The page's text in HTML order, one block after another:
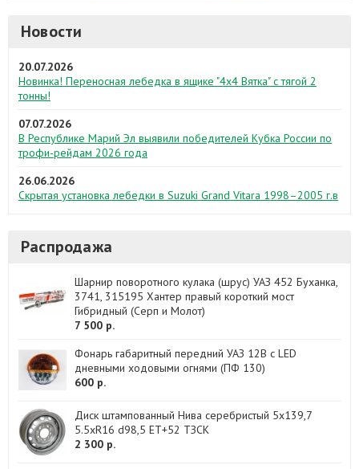
Новости
20.07.2026
Новинка! Переносная лебедка в ящике "4х4 Вятка" с тягой 2
тонны!
07.07.2026
В Республике Марий Эл выявили победителей Кубка России по
трофи-рейдам 2026 года
26.06.2026
Скрытая установка лебедки в Suzuki Grand Vitara 1998–2005 г.в
Распродажа
Шарнир поворотного кулака (шрус) УАЗ 452 Буханка,
3741, 315195 Хантер правый короткий мост
Гибридный (Серп и Молот)
7 500 р.
Фонарь габаритный передний УАЗ 12B c LED
дневными ходовыми огнями (ПФ 130)
600 р.
Диск штампованный Нива серебристый 5x139,7
5.5xR16 d98,5 ET+52 ТЗСК
2 300 р.